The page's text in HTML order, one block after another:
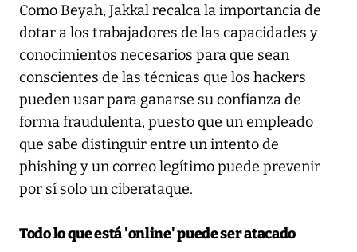
Como Beyah, Jakkal recalca la importancia de
dotar a los trabajadores de las capacidades y
conocimientos necesarios para que sean
conscientes de las técnicas que los hackers
pueden usar para ganarse su confianza de
forma fraudulenta, puesto que un empleado
que sabe distinguir entre un intento de
phishing y un correo legítimo puede prevenir
por sí solo un ciberataque.
Todo lo que está 'online' puede ser atacado